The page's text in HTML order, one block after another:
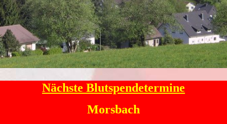
Nächste Blutspendetermine
Morsbach